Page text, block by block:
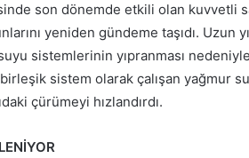
son dönemde etkili olan kuvvetli
yeniden gündeme taşıdı. Uzun
sistemlerinin yıpranması
sistem olarak çalışan yağmur
çürümeyi hızlandırdı.